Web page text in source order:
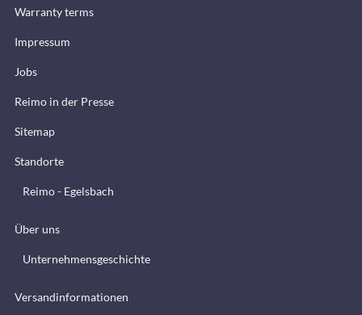
Warranty terms
Impressum
Jobs
Reimo in der Presse
Sitemap
Standorte
Reimo - Egelsbach
Über uns
Unternehmensgeschichte
Versandinformationen